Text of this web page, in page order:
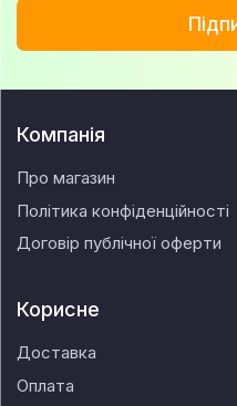
Компанія
Про магазин
Політика конфіденційності
Договір публічної оферти
Корисне
Доставка
Оплата